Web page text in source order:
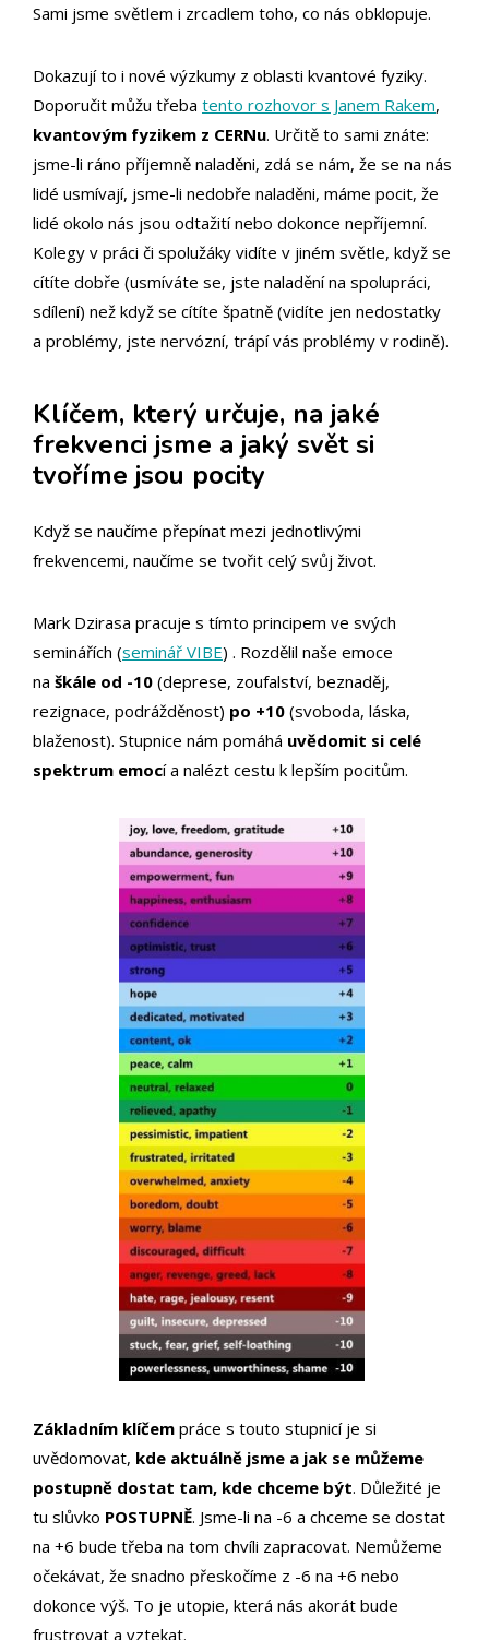
Sami jsme světlem i zrcadlem toho, co nás obklopuje.
Dokazují to i nové výzkumy z oblasti kvantové fyziky.
Doporučit můžu třeba tento rozhovor s Janem Rakem,
kvantovým fyzikem z CERNu. Určitě to sami znáte:
jsme-li ráno příjemně naladěni, zdá se nám, že se na nás
lidé usmívají, jsme-li nedobře naladěni, máme pocit, že
lidé okolo nás jsou odtažití nebo dokonce nepříjemní.
Kolegy v práci či spolužáky vidíte v jiném světle, když se
cítíte dobře (usmíváte se, jste naladění na spolupráci,
sdílení) než když se cítíte špatně (vidíte jen nedostatky
a problémy, jste nervózní, trápí vás problémy v rodině).
Klíčem, který určuje, na jaké
frekvenci jsme a jaký svět si
tvoříme jsou pocity
Když se naučíme přepínat mezi jednotlivými
frekvencemi, naučíme se tvořit celý svůj život.
Mark Dzirasa pracuje s tímto principem ve svých
seminářích (seminář VIBE) . Rozdělil naše emoce
na škále od -10 (deprese, zoufalství, beznaděj,
rezignace, podrážděnost) po +10 (svoboda, láska,
blaženost). Stupnice nám pomáhá uvědomit si celé
spektrum emocí a nalézt cestu k lepším pocitům.
Základním klíčem práce s touto stupnicí je si
uvědomovat, kde aktuálně jsme a jak se můžeme
postupně dostat tam, kde chceme být. Důležité je
tu slůvko POSTUPNĚ. Jsme-li na -6 a chceme se dostat
na +6 bude třeba na tom chvíli zapracovat. Nemůžeme
očekávat, že snadno přeskočíme z -6 na +6 nebo
dokonce výš. To je utopie, která nás akorát bude
frustrovat a vztekat.